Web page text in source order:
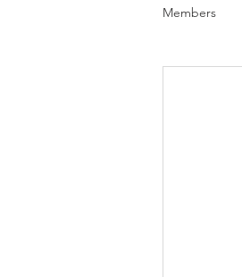
Members